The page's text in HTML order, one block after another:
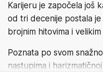
Karijeru je započela još
od tri decenije postala
brojnim hitovima i
Poznata po svom
nastupima i